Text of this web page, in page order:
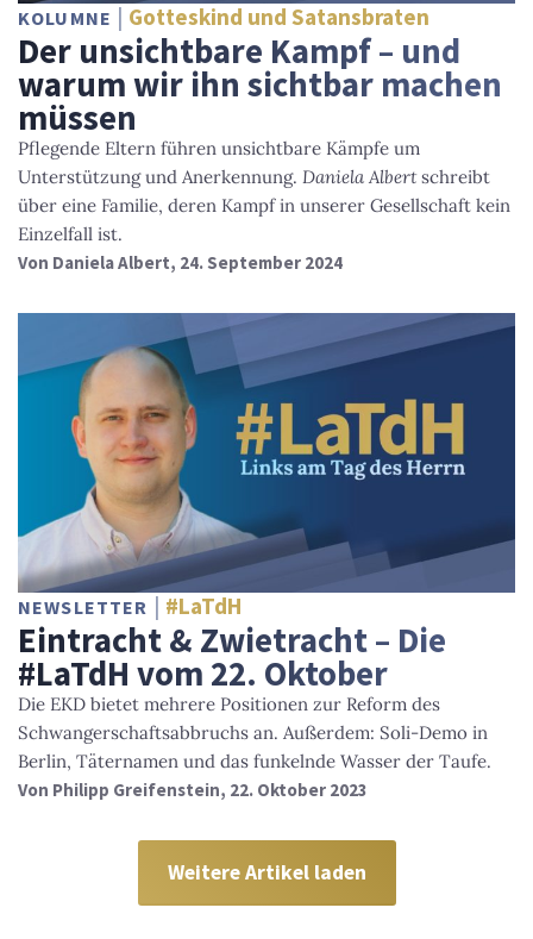
KOLUMNE Gotteskind und Satansbraten
Der unsichtbare Kampf – und
warum wir ihn sichtbar machen
müssen
Pflegende Eltern führen unsichtbare Kämpfe um
Unterstützung und Anerkennung. Daniela Albertschreibt
über eine Familie, deren Kampf in unserer Gesellschaft kein
Einzelfall ist.
Von Daniela Albert, 24. September 2024
NEWSLETTER #LaTdH
Eintracht & Zwietracht – Die
#LaTdH vom 22. Oktober
Die EKD bietet mehrere Positionen zur Reform des
Schwangerschaftsabbruchs an. Außerdem: Soli-Demo in
Berlin, Täternamen und das funkelnde Wasser der Taufe.
Von Philipp Greifenstein, 22. Oktober 2023
Weitere Artikel laden